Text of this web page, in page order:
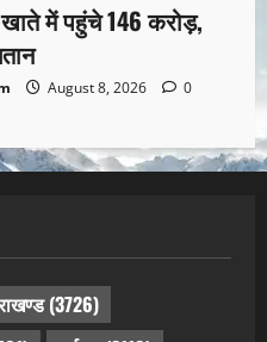
में पहुंचे 146 करोड़,
August 8, 2026
0
(3726)